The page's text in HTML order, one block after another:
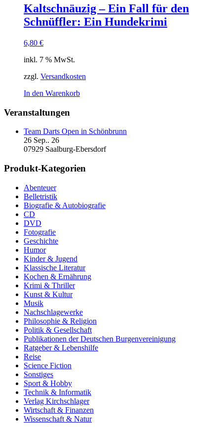
Kaltschnäuzig – Ein Fall für den
Schnüffler: Ein Hundekrimi
6,80 €
inkl. 7 % MwSt.
zzgl. Versandkosten
In den Warenkorb
Veranstaltungen
Team Darts Open in Schönbrunn
26 Sep.. 26
07929 Saalburg-Ebersdorf
Produkt-Kategorien
Abenteuer
Belletristik
Biografie & Autobiografie
CD
DVD
Fotografie
Geschichte
Humor
Kinder & Jugend
Klassische Literatur
Kochen & Ernährung
Krimi & Thriller
Kunst & Kultur
Musik
Nachschlagewerke
Philosophie & Religion
Politik & Gesellschaft
Publikationen der Deutschen Burgenvereinigung
Ratgeber & Lebenshilfe
Reise
Science Fiction
Sonstiges
Sport & Hobby
Technik & Informatik
Verlag Kirchschlager
Wirtschaft & Finanzen
Wissenschaft & Natur